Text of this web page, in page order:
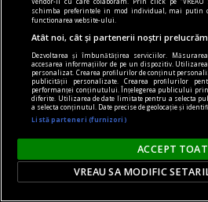
contraintuiția
De ce n-avea Navalnîi șapcă?
Dar trebuie să îi dăm
schimba preferintele in mod individual, mai putin
functionarea website-ului.
Atât noi, cât și partenerii noștri
Dezvoltarea și îmbunătățirea serviciilor.
accesarea informațiilor de pe un dispozitiv.
personalizat. Crearea profilurilor de conținut
publicității personalizate. Crearea profilurilor
performanței conținutului. Înțelegerea publicului
diferite. Utilizarea de date limitate pentru a selecta
a selecta conținutul. Date precise de geolocație și
Listă parteneri (furnizori)
ACCEPT
VREAU SA MODIFIC